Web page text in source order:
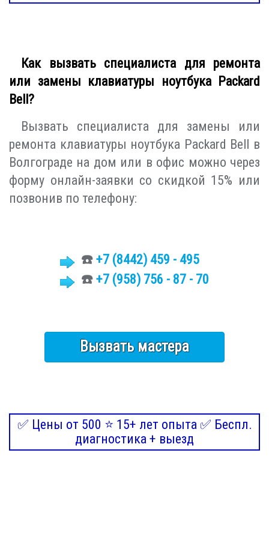
Как вызвать специалиста для ремонта
или замены клавиатуры ноутбука Packard
Bell?
Вызвать специалиста для замены или
ремонта клавиатуры ноутбука Packard Bell в
Волгограде на дом или в офис можно через
форму онлайн-заявки со скидкой 15% или
позвонив по телефону:
☎️ +7 (8442) 459 - 495
☎️ +7 (958) 756 - 87 - 70
Вызвать мастера
✅ Цены от 500 ⭐ 15+ лет опыта ✅ Беспл.
диагностика + выезд